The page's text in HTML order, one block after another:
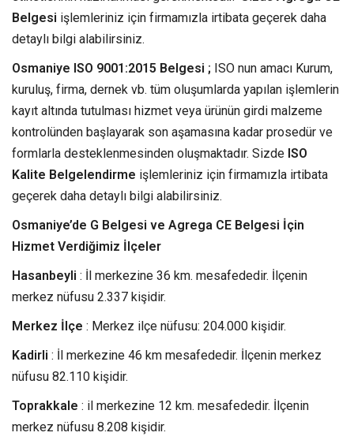
Belgesi işlemleriniz için firmamızla irtibata geçerek daha
detaylı bilgi alabilirsiniz.
Osmaniye ISO 9001:2015 Belgesi ; ISO nun amacı Kurum,
kuruluş, firma, dernek vb. tüm oluşumlarda yapılan işlemlerin
kayıt altında tutulması hizmet veya ürünün girdi malzeme
kontrolünden başlayarak son aşamasına kadar prosedür ve
formlarla desteklenmesinden oluşmaktadır. Sizde ISO
Kalite Belgelendirme işlemleriniz için firmamızla irtibata
geçerek daha detaylı bilgi alabilirsiniz.
Osmaniye’de G Belgesi ve Agrega CE Belgesi İçin
Hizmet Verdiğimiz İlçeler
Hasanbeyli : İl merkezine 36 km. mesafededir. İlçenin
merkez nüfusu 2.337 kişidir.
Merkez İlçe : Merkez ilçe nüfusu: 204.000 kişidir.
Kadirli : İl merkezine 46 km mesafededir. İlçenin merkez
nüfusu 82.110 kişidir.
Toprakkale : il merkezine 12 km. mesafededir. İlçenin
merkez nüfusu 8.208 kişidir.